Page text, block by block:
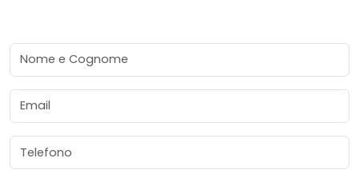
Nome e Cognome
Email
Telefono